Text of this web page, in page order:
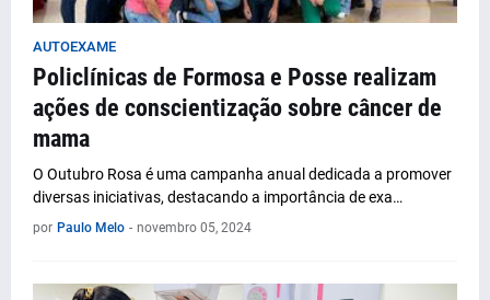
AUTOEXAME
Policlínicas de Formosa e Posse realizam
ações de conscientização sobre câncer de
mama
O Outubro Rosa é uma campanha anual dedicada a promover
diversas iniciativas, destacando a importância de exa…
por Paulo Melo - novembro 05, 2024